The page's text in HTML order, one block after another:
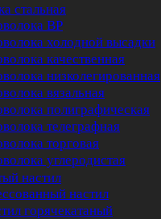
стальная
ВР
холодной высадки
качественная
низколегированная
вязальная
полиграфическая
телеграфная
торговая
углеродистая
настил
настил
горячекатаный